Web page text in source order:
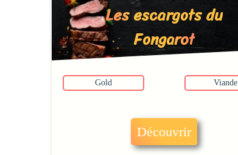
Les escargots du
Fongarot
Gold Viande
Découvrir